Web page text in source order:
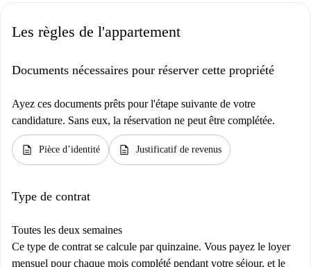
Les règles de l'appartement
Documents nécessaires pour réserver cette propriété
Ayez ces documents prêts pour l'étape suivante de votre
candidature. Sans eux, la réservation ne peut être complétée.
description Pièce d’identité description Justificatif de revenus
Type de contrat
Toutes les deux semaines
Ce type de contrat se calcule par quinzaine. Vous payez le loyer
mensuel pour chaque mois complété pendant votre séjour, et le